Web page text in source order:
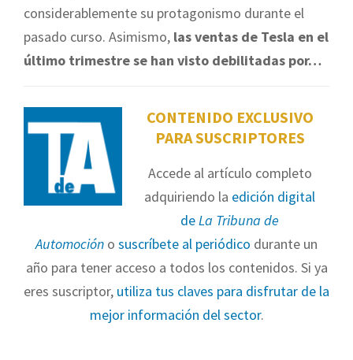
considerablemente su protagonismo durante el
pasado curso. Asimismo, las ventas de Tesla en el
último trimestre se han visto debilitadas por…
CONTENIDO EXCLUSIVO
PARA SUSCRIPTORES
Accede al artículo completo
adquiriendo la edición digital
deLa Tribuna de
Automoción o suscríbete al periódico durante un
año para tener acceso a todos los contenidos. Si ya
eres suscriptor, utiliza tus claves para disfrutar de la
mejor información del sector.